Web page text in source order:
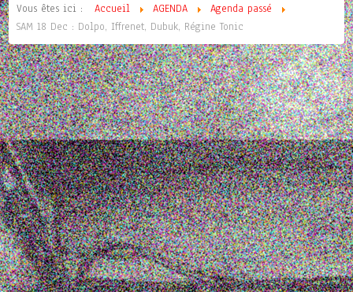
Vous êtes ici : Accueil AGENDA
Agenda passé
SAM 18 Dec : Dolpo, Iffrenet, Dubuk, Régine Tonic